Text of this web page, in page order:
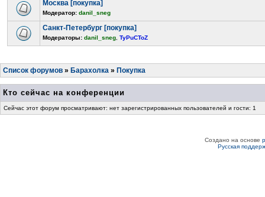
Москва [покупка]
Модератор: danil_sneg
Санкт-Петербург [покупка]
Модераторы: danil_sneg TyPuCToZ
Список форумов » Барахолка » Покупка
Кто сейчас на конференции
Сейчас этот форум просматривают: нет зарегистрированных пользователей и гости: 1
Создано на основе
Русская